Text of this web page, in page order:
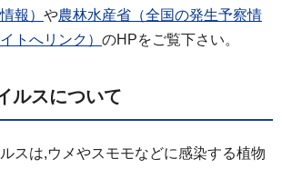
報） や農林水産省（全国の発生予察情
トへリンク） のHPをご覧下さい。
ルスについて
スは,ウメやスモモなどに感染する植物